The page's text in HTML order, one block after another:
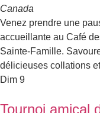
Canada
Venez prendre une
accueillante au Café
Sainte-Famille.
délicieuses collations
Dim 9
Tournoi amical